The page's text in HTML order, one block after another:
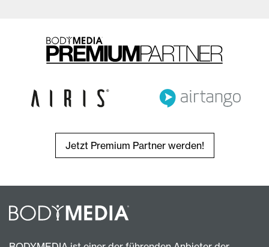
Jetzt Premium Partner werden!